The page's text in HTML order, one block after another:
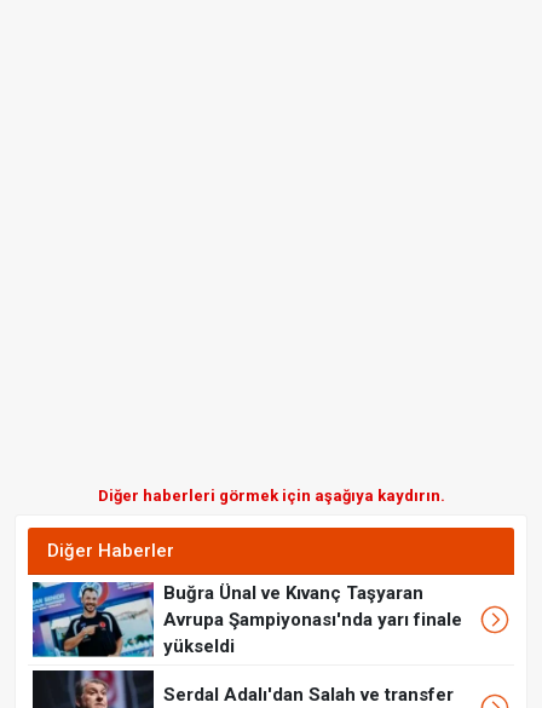
Diğer haberleri görmek için aşağıya kaydırın.
Diğer Haberler
Buğra Ünal ve Kıvanç Taşyaran
Avrupa Şampiyonası'nda yarı finale
yükseldi
Serdal Adalı'dan Salah ve transfer